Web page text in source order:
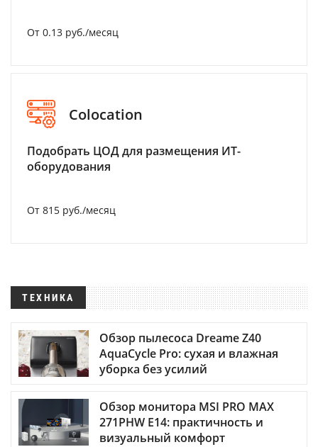
От 0.13 руб./месяц
Colocation
Подобрать ЦОД для размещения ИТ-
оборудования
От 815 руб./месяц
ТЕХНИКА
Обзор пылесоса Dreame Z40
AquaCycle Pro: сухая и влажная
уборка без усилий
Обзор монитора MSI PRO MAX
271PHW E14: практичность и
визуальный комфорт